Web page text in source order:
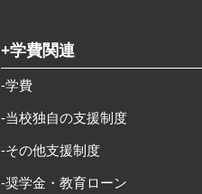
+学費関連
-学費
-当校独自の支援制度
-その他支援制度
-奨学金・教育ローン